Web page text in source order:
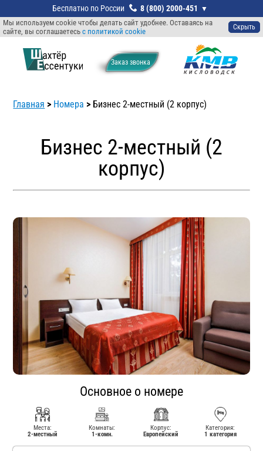
Мы используем cookie чтобы делать сайт удобнее. Оставаясь на
сайте, вы соглашаетесь с политикой cookie Скрыть
Заказ звонкa
8 (800) 2000-451
Главная > Номера > Бизнес 2-местный (2 корпус)
Бизнес 2-местный (2
корпус)
Основное о номере
Места:
2-местный
Комнаты:
1-комн.
Корпус:
Европейский
Категория:
1 категория